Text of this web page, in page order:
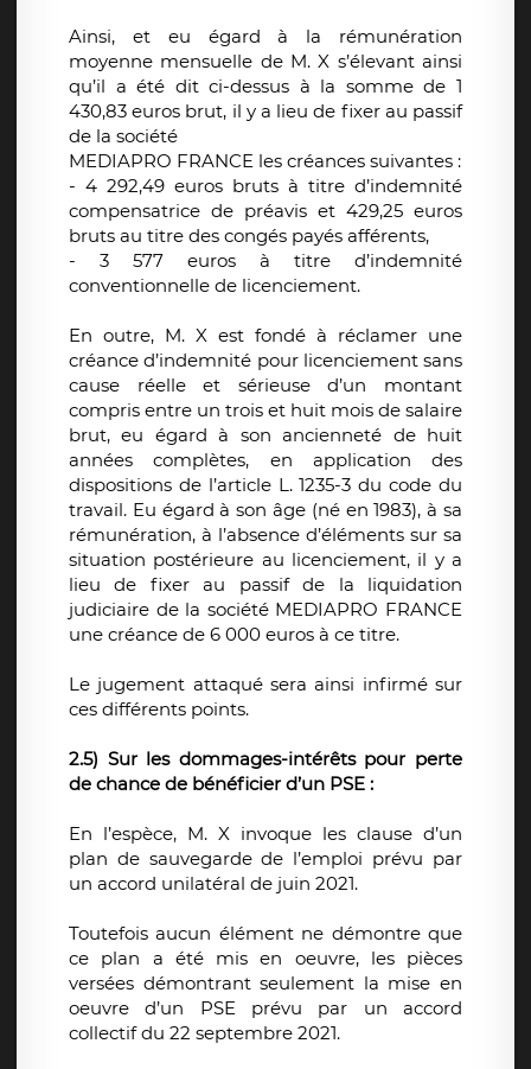
Ainsi, et eu égard à la rémunération
moyenne mensuelle de M. X s’élevant ainsi
qu’il a été dit ci-dessus à la somme de 1
430,83 euros brut, il y a lieu de fixer au passif
de la société
MEDIAPRO FRANCE les créances suivantes :
- 4 292,49 euros bruts à titre d’indemnité
compensatrice de préavis et 429,25 euros
bruts au titre des congés payés afférents,
- 3 577 euros à titre d’indemnité
conventionnelle de licenciement.
En outre, M. X est fondé à réclamer une
créance d’indemnité pour licenciement sans
cause réelle et sérieuse d’un montant
compris entre un trois et huit mois de salaire
brut, eu égard à son ancienneté de huit
années complètes, en application des
dispositions de l’article L. 1235-3 du code du
travail. Eu égard à son âge (né en 1983), à sa
rémunération, à l’absence d’éléments sur sa
situation postérieure au licenciement, il y a
lieu de fixer au passif de la liquidation
judiciaire de la société MEDIAPRO FRANCE
une créance de 6 000 euros à ce titre.
Le jugement attaqué sera ainsi infirmé sur
ces différents points.
2.5) Sur les dommages-intérêts pour perte
de chance de bénéficier d’un PSE :
En l’espèce, M. X invoque les clause d’un
plan de sauvegarde de l’emploi prévu par
un accord unilatéral de juin 2021.
Toutefois aucun élément ne démontre que
ce plan a été mis en oeuvre, les pièces
versées démontrant seulement la mise en
oeuvre d’un PSE prévu par un accord
collectif du 22 septembre 2021.